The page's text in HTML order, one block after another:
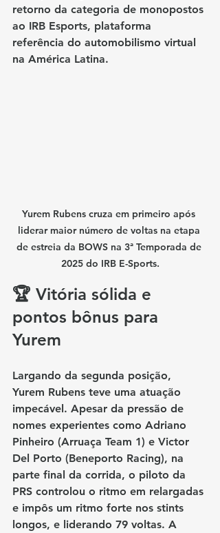
retorno da categoria de monopostos
ao IRB Esports, plataforma
referência do automobilismo virtual
na América Latina.
Yurem Rubens cruza em primeiro após
liderar maior número de voltas na etapa
de estreia da BOWS na 3ª Temporada de
2025 do IRB E-Sports.
🏆 Vitória sólida e
pontos bônus para
Yurem
Largando da segunda posição,
Yurem Rubens teve uma atuação
impecável. Apesar da pressão de
nomes experientes como Adriano
Pinheiro (Arruaça Team 1) e Victor
Del Porto (Beneporto Racing), na
parte final da corrida, o piloto da
PRS controlou o ritmo em relargadas
e impôs um ritmo forte nos stints
longos, e liderando 79 voltas. A